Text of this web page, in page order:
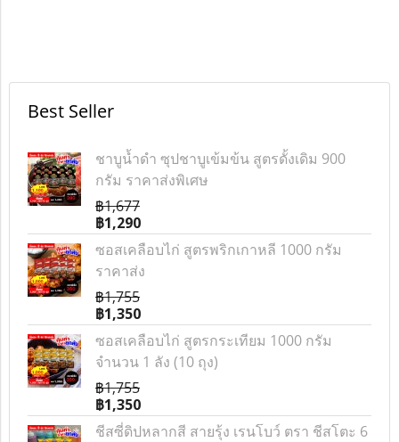
Best Seller
ชาบูน้ำดำ ซุปชาบูเข้มข้น สูตรดั้งเดิม 900
กรัม ราคาส่งพิเศษ
฿1,677
฿1,290
ซอสเคลือบไก่ สูตรพริกเกาหลี 1000 กรัม
ราคาส่ง
฿1,755
฿1,350
ซอสเคลือบไก่ สูตรกระเทียม 1000 กรัม
จำนวน 1 ลัง (10 ถุง)
฿1,755
฿1,350
ชีสซี่ดิปหลากสี สายรุ้ง เรนโบว์ ตรา ชีสโตะ 6